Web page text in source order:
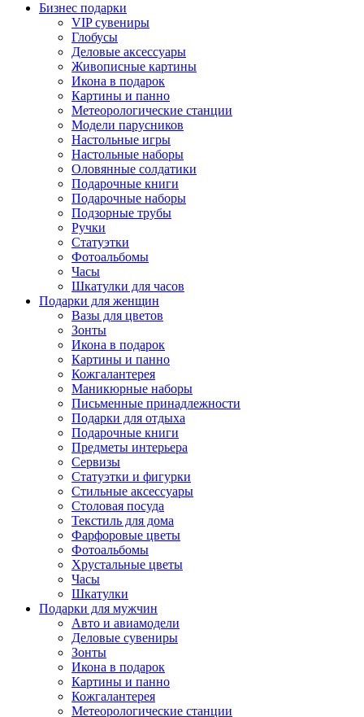
Бизнес подарки
VIP сувениры
Глобусы
Деловые аксессуары
Живописные картины
Икона в подарок
Картины и панно
Метеорологические станции
Модели парусников
Настольные игры
Настольные наборы
Оловянные солдатики
Подарочные книги
Подарочные наборы
Подзорные трубы
Ручки
Статуэтки
Фотоальбомы
Часы
Шкатулки для часов
Подарки для женщин
Вазы для цветов
Зонты
Икона в подарок
Картины и панно
Кожгалантерея
Маникюрные наборы
Письменные принадлежности
Подарки для отдыха
Подарочные книги
Предметы интерьера
Сервизы
Статуэтки и фигурки
Стильные аксессуары
Столовая посуда
Текстиль для дома
Фарфоровые цветы
Фотоальбомы
Хрустальные цветы
Часы
Шкатулки
Подарки для мужчин
Авто и авиамодели
Деловые сувениры
Зонты
Икона в подарок
Картины и панно
Кожгалантерея
Метеорологические станции